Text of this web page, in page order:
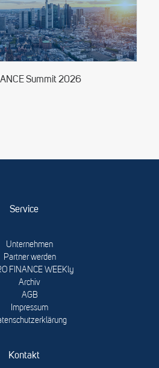
Summit 2026
Service
Unternehmen
Partner werden
FINANCE WEEKly
Archiv
AGB
Impressum
Kontakt